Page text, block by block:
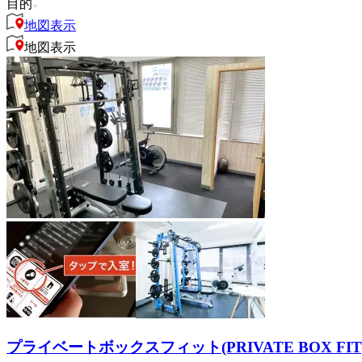
目的
地図表示
地図表示
プライベートボックスフィット(PRIVATE BOX